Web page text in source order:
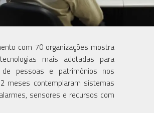
com 70 organizações mostra
mais adotadas para
de pessoas e patrimônios nos
meses contemplaram sistemas
sensores e recursos com